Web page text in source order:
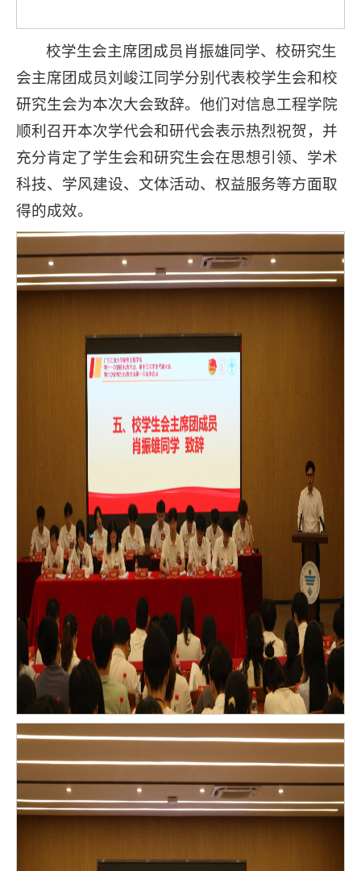
校学生会主席团成员肖振雄同学、校研究生
会主席团成员刘峻江同学分别代表校学生会和校
研究生会为本次大会致辞。他们对信息工程学院
顺利召开本次学代会和研代会表示热烈祝贺，并
充分肯定了学生会和研究生会在思想引领、学术
科技、学风建设、文体活动、权益服务等方面取
得的成效。